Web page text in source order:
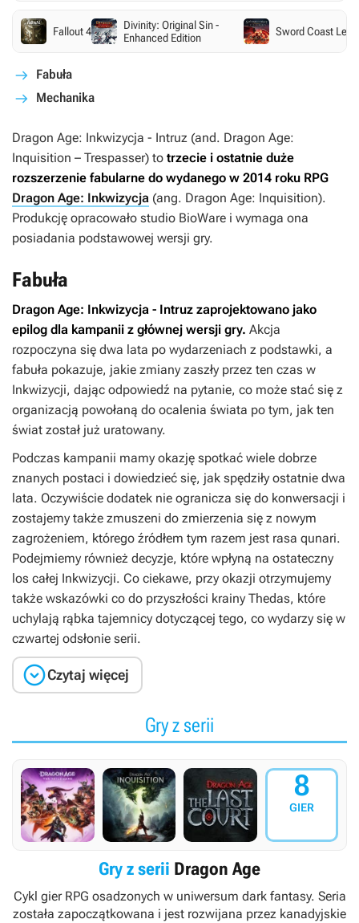
Fallout 4
Divinity: Original Sin -
Enhanced Edition
Sword Coast
Fabuła
Mechanika
Dragon Age: Inkwizycja - Intruz (and. Dragon Age:
Inquisition – Trespasser) to trzecie i ostatnie duże
rozszerzenie fabularne do wydanego w 2014 roku RPG
Dragon Age: Inkwizycja (ang. Dragon Age: Inquisition).
Produkcję opracowało studio BioWare i wymaga ona
posiadania podstawowej wersji gry.
Fabuła
Dragon Age: Inkwizycja - Intruz zaprojektowano jako
epilog dla kampanii z głównej wersji gry. Akcja
rozpoczyna się dwa lata po wydarzeniach z podstawki, a
fabuła pokazuje, jakie zmiany zaszły przez ten czas w
Inkwizycji, dając odpowiedź na pytanie, co może stać się z
organizacją powołaną do ocalenia świata po tym, jak ten
świat został już uratowany.
Podczas kampanii mamy okazję spotkać wiele dobrze
znanych postaci i dowiedzieć się, jak spędziły ostatnie dwa
lata. Oczywiście dodatek nie ogranicza się do konwersacji i
zostajemy także zmuszeni do zmierzenia się z nowym
zagrożeniem, którego źródłem tym razem jest rasa qunari.
Podejmiemy również decyzje, które wpłyną na ostateczny
los całej Inkwizycji. Co ciekawe, przy okazji otrzymujemy
także wskazówki co do przyszłości krainy Thedas, które
uchylają rąbka tajemnicy dotyczącej tego, co wydarzy się w
czwartej odsłonie serii.
Czytaj więcej
Gry z serii
8
GIER
Gry z serii Dragon Age
Cykl gier RPG osadzonych w uniwersum dark fantasy. Seria
została zapoczątkowana i jest rozwijana przez kanadyjskie